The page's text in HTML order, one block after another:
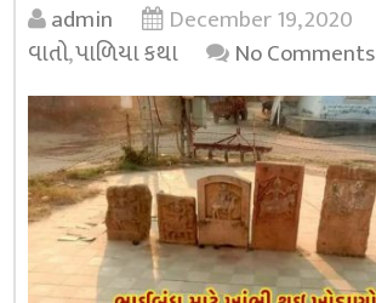
admin December 19, 2020
વાતો,પાળિયા કથા No Comments